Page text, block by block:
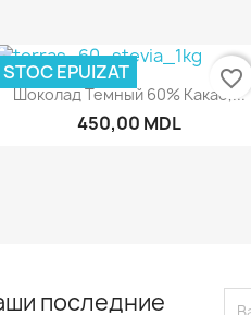
Быстрый просмотр
Шоколад Темный 60% Какао,...
450,00 MDL
STOC EPUIZAT favorite_border
последние